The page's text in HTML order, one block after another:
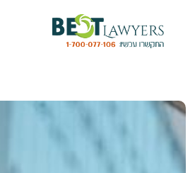
דיני נזיקין
דיני משפחה